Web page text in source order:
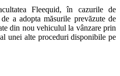
Fleequid, în cazurile de
a adopta măsurile prevăzute de
din nou vehiculul la vânzare prin
unei alte proceduri disponibile pe